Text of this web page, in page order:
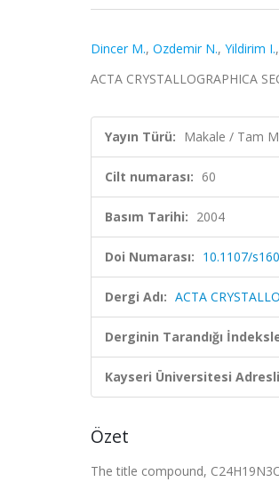
Dincer M., Ozdemir N., Yildirim I.,
ACTA CRYSTALLOGRAPHICA
Yayın Türü: Makale / Tam
Cilt numarası: 60
Basım Tarihi: 2004
Doi Numarası: 10.1107/
Dergi Adı: ACTA
Derginin Tarandığı
Kayseri Üniversitesi
Özet
The title compound,